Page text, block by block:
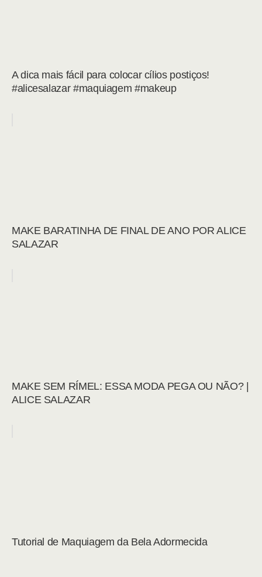
A dica mais fácil para colocar cílios postiços!
#alicesalazar #maquiagem #makeup
MAKE BARATINHA DE FINAL DE ANO POR ALICE
SALAZAR
MAKE SEM RÍMEL: ESSA MODA PEGA OU NÃO? |
ALICE SALAZAR
Tutorial de Maquiagem da Bela Adormecida